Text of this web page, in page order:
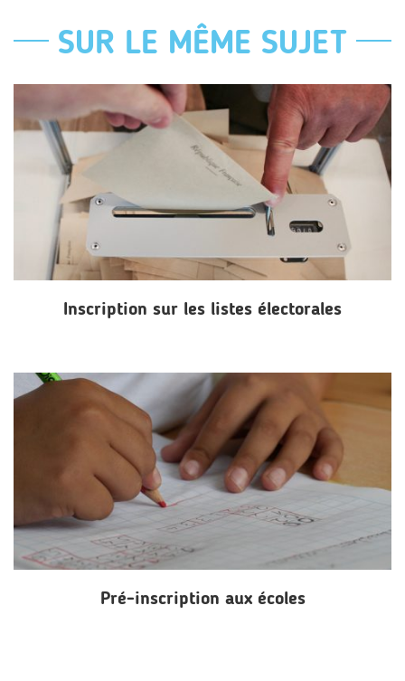
SUR LE MÊME SUJET
Inscription sur les listes électorales
Pré-inscription aux écoles